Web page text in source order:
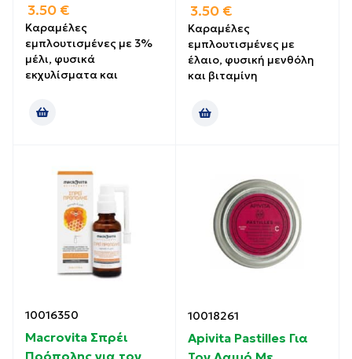
3.50 €
Καραμέλες
εμπλουτισμένες με 3%
μέλι, φυσικά
εκχυλίσματα και
3.50 €
Καραμέλες
εμπλουτισμένες με
έλαιο, φυσική μενθόλη
και βιταμίνη
10016350
Macrovita Σπρέι
Πρόπολης για τον
10018261
Apivita Pastilles Για